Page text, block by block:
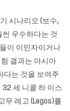
시나리오 (보수,
우수하다는 것
이 이민자이거나
결과는 아시아
다는 것을 보여주
32 세 니콜 하 이스
무 레고 (Legos)를